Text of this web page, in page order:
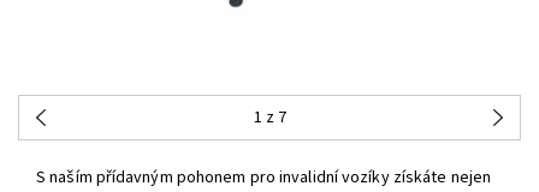
1 z 7
S naším přídavným pohonem pro invalidní vozíky získáte nejen